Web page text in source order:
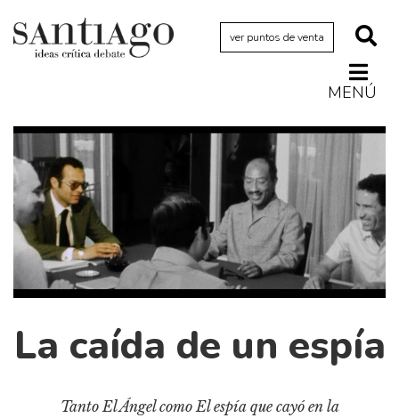
ver puntos de venta
MENÚ
Actualidad
Archivo Cenfoto-UDP
Arquetipos de situación
Artes visuales
Ciencia
Cine y televisión
Cómics
Críticas
La caída de un espía
Tanto El Ángel como El espía que cayó en la